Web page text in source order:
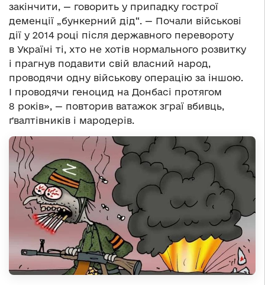
закінчити, — говорить у припадку гострої
деменції „бункерний дід“. — Почали військові
дії у 2014 році після державного перевороту
в Україні ті, хто не хотів нормального розвитку
і прагнув подавити свій власний народ,
проводячи одну військову операцію за іншою.
І проводячи геноцид на Донбасі протягом
8 років», — повторив ватажок зграї вбивць,
ґвалтівників і мародерів.